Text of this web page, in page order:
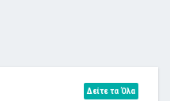
Δείτε τα Όλα